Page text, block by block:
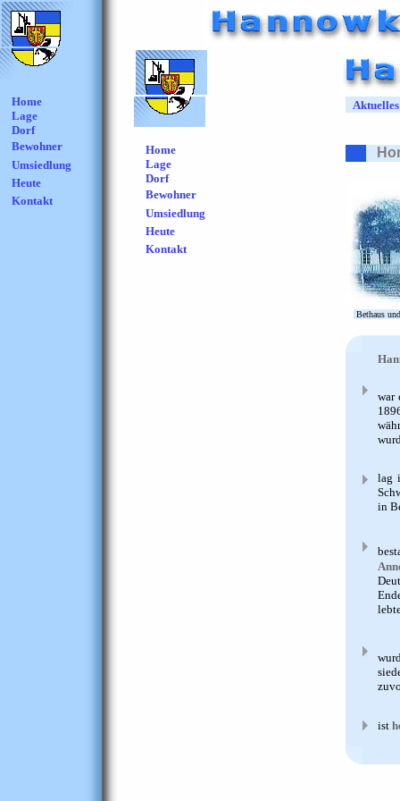
Home
Lage
Dorf
Bewohner
Umsiedlung
Heute
Kontakt
Home
Lage
Dorf
Bewohner
Umsiedlung
Heute
Kontakt
Aktuelles
Bethaus
war
lag
in
ist